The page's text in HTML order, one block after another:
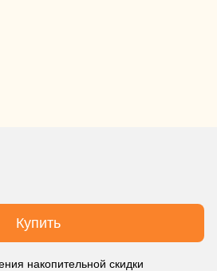
Купить
накопительной скидки